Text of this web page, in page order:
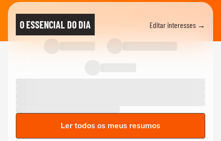
O ESSENCIAL DO DIA Editar interesses →
Ler todos os meus resumos